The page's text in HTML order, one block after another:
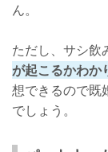
ん。
ただし、サシ飲
が起こるかわか
想できるので既
でしょう。